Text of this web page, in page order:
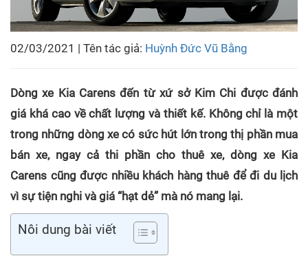
02/03/2021 | Tên tác giả: Huỳnh Đức Vũ Bằng
Dòng xe Kia Carens đến từ xứ sở Kim Chi được đánh
giá khá cao về chất lượng và thiết kế. Không chỉ là một
trong những dòng xe có sức hút lớn trong thị phần mua
bán xe, ngay cả thi phần cho thuê xe, dòng xe Kia
Carens cũng được nhiều khách hàng thuê để đi du lịch
vì sự tiện nghi và giá “hạt dẻ” mà nó mang lại.
Nôi dung bài viết